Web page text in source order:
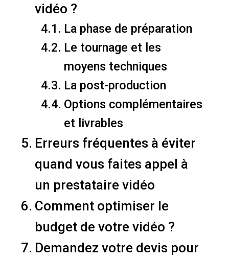
vidéo ?
La phase de préparation
Le tournage et les
moyens techniques
La post-production
Options complémentaires
et livrables
Erreurs fréquentes à éviter
quand vous faites appel à
un prestataire vidéo
Comment optimiser le
budget de votre vidéo ?
Demandez votre devis pour